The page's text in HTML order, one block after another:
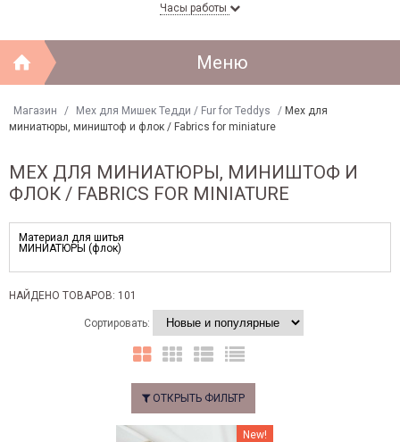
Часы работы
Меню
Магазин / Мех для Мишек Тедди / Fur for Teddys / Мех для
миниатюры, миништоф и флок / Fabrics for miniature
МЕХ ДЛЯ МИНИАТЮРЫ, МИНИШТОФ И
ФЛОК / FABRICS FOR MINIATURE
Материал для шитья
МИНИАТЮРЫ (флок)
НАЙДЕНО ТОВАРОВ: 101
Сортировать:
ОТКРЫТЬ ФИЛЬТР
New!